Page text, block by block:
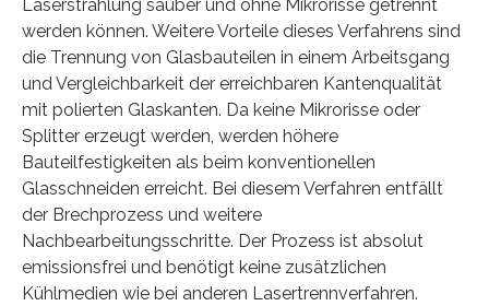
Laserstrahlung sauber und ohne Mikrorisse getrennt
werden können. Weitere Vorteile dieses Verfahrens sind
die Trennung von Glasbauteilen in einem Arbeitsgang
und Vergleichbarkeit der erreichbaren Kantenqualität
mit polierten Glaskanten. Da keine Mikrorisse oder
Splitter erzeugt werden, werden höhere
Bauteilfestigkeiten als beim konventionellen
Glasschneiden erreicht. Bei diesem Verfahren entfällt
der Brechprozess und weitere
Nachbearbeitungsschritte. Der Prozess ist absolut
emissionsfrei und benötigt keine zusätzlichen
Kühlmedien wie bei anderen Lasertrennverfahren.